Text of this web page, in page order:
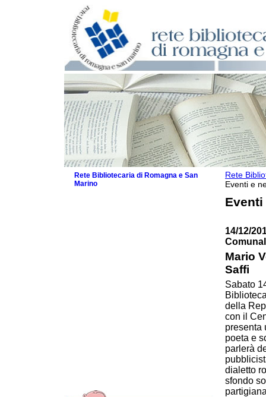
Rete
Eventi e
Eventi
14/12/
Mario
Saffi
Sabato
della
con il
presenta
poeta e
parlerà
dialetto
sfondo
Rete Bibliotecaria di Romagna e San
Marino